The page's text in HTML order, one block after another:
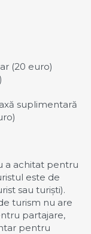
(20 euro)
suplimentară
a achitat pentru
este de
sau turiști).
turism nu are
partajare,
pentru